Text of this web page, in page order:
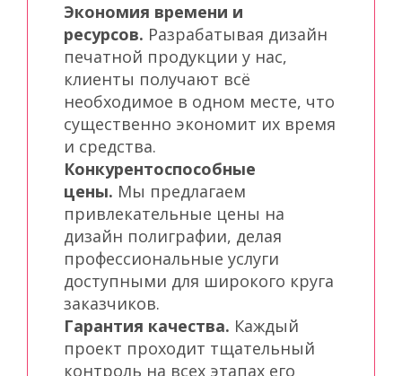
Экономия времени и
ресурсов. Разрабатывая дизайн
печатной продукции у нас,
клиенты получают всё
необходимое в одном месте, что
существенно экономит их время
и средства.
Конкурентоспособные
цены. Мы предлагаем
привлекательные цены на
дизайн полиграфии, делая
профессиональные услуги
доступными для широкого круга
заказчиков.
Гарантия качества. Каждый
проект проходит тщательный
контроль на всех этапах его